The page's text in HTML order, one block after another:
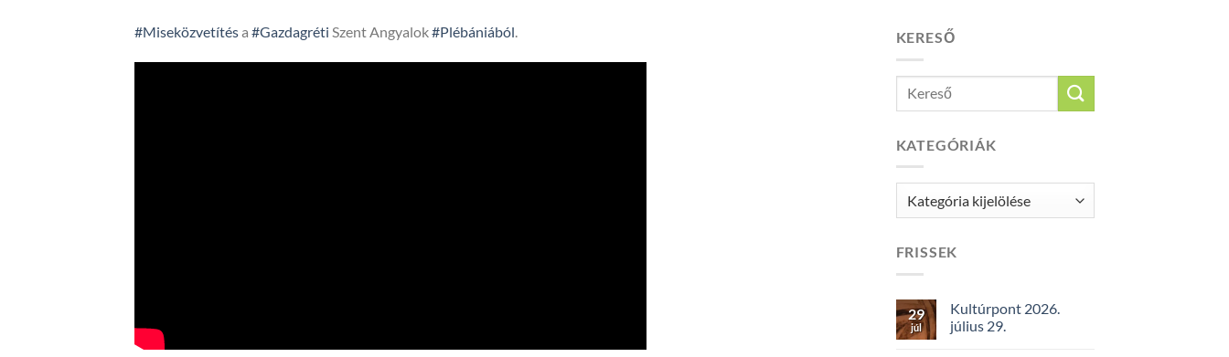
#Miseközvetítésa #Gazdagréti Szent Angyalok#Plébániából. KERESŐ
KATEGÓRIÁK
Kategóriák
FRISSEK
29
júl
Kultúrpont 2026.
július 29.